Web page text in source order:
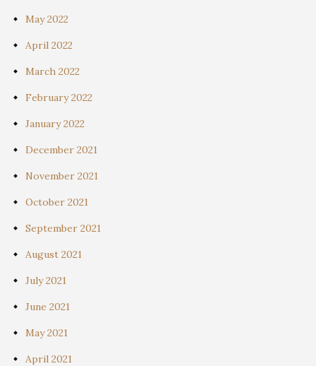
May 2022
April 2022
March 2022
February 2022
January 2022
December 2021
November 2021
October 2021
September 2021
August 2021
July 2021
June 2021
May 2021
April 2021